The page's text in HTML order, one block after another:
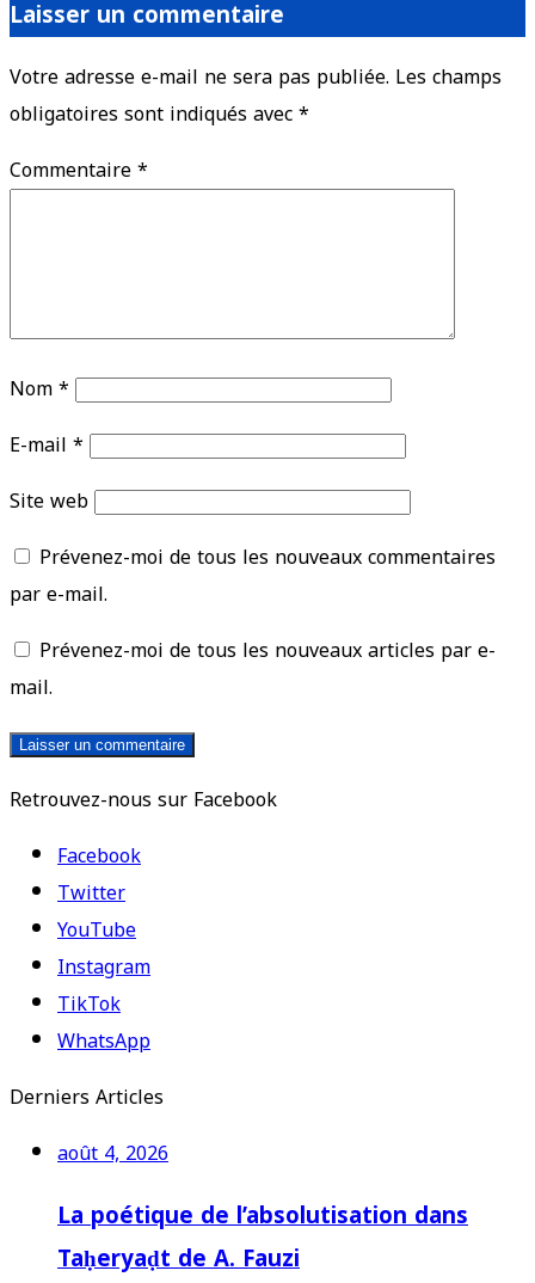
Laisser un commentaire
Votre adresse e-mail ne sera pas publiée. Les champs
obligatoires sont indiqués avec*
Commentaire*
Nom*
E-mail*
Site web
Prévenez-moi de tous les nouveaux commentaires
par e-mail.
Prévenez-moi de tous les nouveaux articles par e-
mail.
Retrouvez-nous sur Facebook
Facebook
Twitter
YouTube
Instagram
TikTok
WhatsApp
Derniers Articles
août 4, 2026
La poétique de l’absolutisation dans
Taḥeryaḍt de A. Fauzi